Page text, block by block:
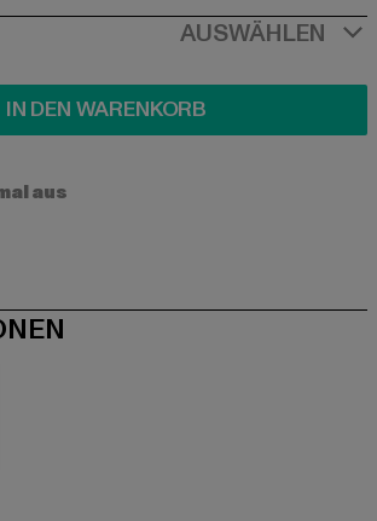
AUSWÄHLEN
IN DEN WARENKORB
aus